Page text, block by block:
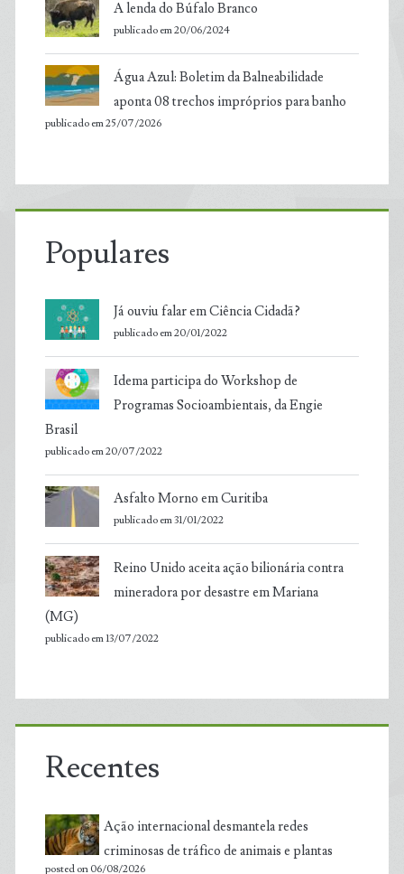
A lenda do Búfalo Branco
publicado em 20/06/2024
Água Azul: Boletim da Balneabilidade
aponta 08 trechos impróprios para banho
publicado em 25/07/2026
Populares
Já ouviu falar em Ciência Cidadã?
publicado em 20/01/2022
Idema participa do Workshop de
Programas Socioambientais, da Engie
Brasil
publicado em 20/07/2022
Asfalto Morno em Curitiba
publicado em 31/01/2022
Reino Unido aceita ação bilionária contra
mineradora por desastre em Mariana
(MG)
publicado em 13/07/2022
Recentes
Ação internacional desmantela redes
criminosas de tráfico de animais e plantas
posted on 06/08/2026